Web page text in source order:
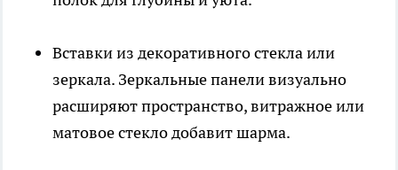
Вставки из декоративного стекла или
зеркала. Зеркальные панели визуально
расширяют пространство, витражное или
матовое стекло добавит шарма.